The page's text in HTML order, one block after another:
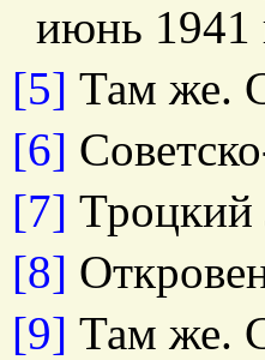
июнь 1941
[5] Там же.
[6]
[7]
[8]
[9] Там же.